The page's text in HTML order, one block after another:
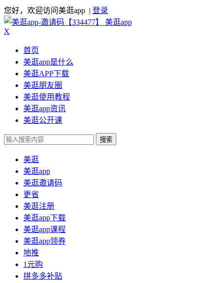
您好，欢迎访问美逛app | 登录
美逛app
X
首页
美逛app是什么
美逛APP下载
美逛朋友圈
美逛使用教程
美逛app资讯
美逛公开课
搜索
美逛
美逛app
美逛邀请码
更省
美逛注册
美逛app下载
美逛app课程
美逛app领券
地推
1元购
拼多多补贴